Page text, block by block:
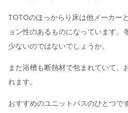
TOTOのほっからり床は他メーカー
ョン性のあるものになっています。
少ないのではないでしょうか。
また浴槽も断熱材で包まれていて、
れます。
おすすめのユニットバスのひとつで